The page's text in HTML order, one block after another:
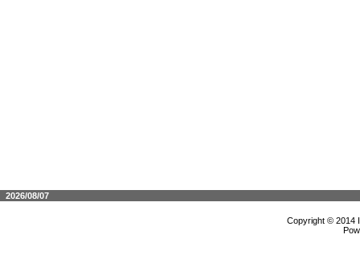
2026/08/07
Copyright © 2014